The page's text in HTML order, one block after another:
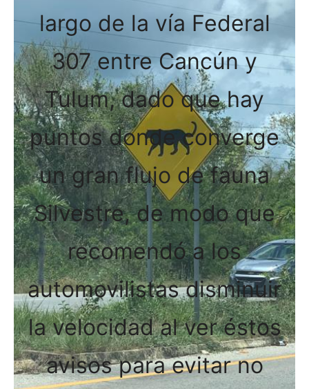
largo de la vía Federal
307 entre Cancún y
Tulum, dado que hay
puntos donde converge
un gran flujo de fauna
Silvestre, de modo que
recomendó a los
automovilistas disminuir
la velocidad al ver éstos
avisos para evitar no